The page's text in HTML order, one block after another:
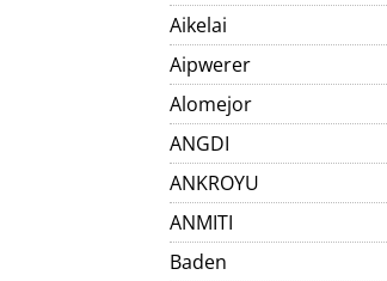
Aikelai
Aipwerer
Alomejor
ANGDI
ANKROYU
ANMITI
Baden